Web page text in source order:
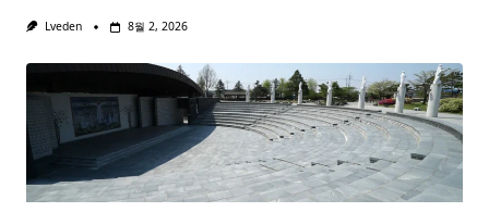
Lveden 8월 2, 2026